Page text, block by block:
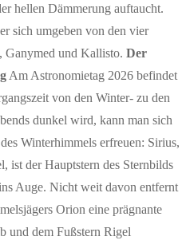
hellen Dämmerung auftaucht.
sich umgeben von den vier
Ganymed und Kallisto. Der
Am Astronomietag 2026 befindet
von den Winter- zu den
dunkel wird, kann man sich
Winterhimmels erfreuen: Sirius,
ist der Hauptstern des Sternbilds
Auge. Nicht weit davon entfernt
Orion eine prägnante
und dem Fußstern Rigel